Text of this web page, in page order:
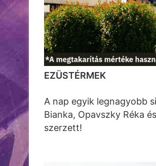
EZÜSTÉRMEK
A nap egyik legnagyobb
Bianka, Opavszky Réka
szerzett!